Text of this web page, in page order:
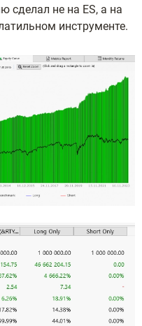
сделал не на ES, а на
инструменте.